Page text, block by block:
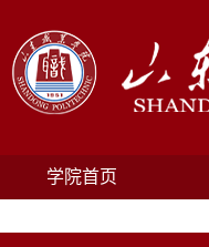
学院首页